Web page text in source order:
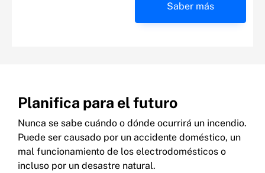
Saber más
Planifica para el futuro
Nunca se sabe cuándo o dónde ocurrirá un incendio.
Puede ser causado por un accidente doméstico, un
mal funcionamiento de los electrodomésticos o
incluso por un desastre natural.